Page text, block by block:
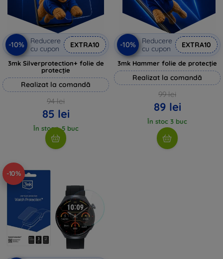
-10%
Reducere
cu cupon
EXTRA10
3mk Silverprotection+ folie de
protecție
Realizat la comandă
94 lei
85 lei
În stoc > 5 buc
-10%
Reducere
cu cupon
EXTRA10
3mk Hammer folie de protecție
Realizat la comandă
99 lei
89 lei
În stoc 3 buc
-10%